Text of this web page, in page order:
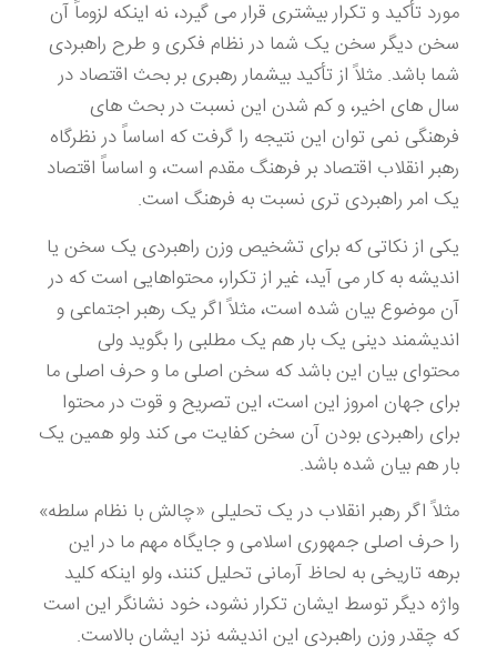
مورد تأکید و تکرار بیشتری قرار می گیرد، نه اینکه لزوماً آن
سخن دیگر سخن یک شما در نظام فکری و طرح راهبردی
شما باشد. مثلاً از تأکید بیشمار رهبری بر بحث اقتصاد در
سال های اخیر، و کم شدن این نسبت در بحث های
فرهنگی نمی توان این نتیجه را گرفت که اساساً در نظرگاه
رهبر انقلاب اقتصاد بر فرهنگ مقدم است، و اساساً اقتصاد
یک امر راهبردی تری نسبت به فرهنگ است.
یکی از نکاتی که برای تشخیص وزن راهبردی یک سخن یا
اندیشه به کار می آید، غیر از تکرار، محتواهایی است که در
آن موضوع بیان شده است، مثلاً اگر یک رهبر اجتماعی و
اندیشمند دینی یک بار هم یک مطلبی را بگوید ولی
محتوای بیان این باشد که سخن اصلی ما و حرف اصلی ما
برای جهان امروز این است، این تصریح و قوت در محتوا
برای راهبردی بودن آن سخن کفایت می کند ولو همین یک
بار هم بیان شده باشد.
مثلاً اگر رهبر انقلاب در یک تحلیلی «چالش با نظام سلطه»
را حرف اصلی جمهوری اسلامی و جایگاه مهم ما در این
برهه تاریخی به لحاظ آرمانی تحلیل کنند، ولو اینکه کلید
واژه دیگر توسط ایشان تکرار نشود، خود نشانگر این است
که چقدر وزن راهبردی این اندیشه نزد ایشان بالاست.